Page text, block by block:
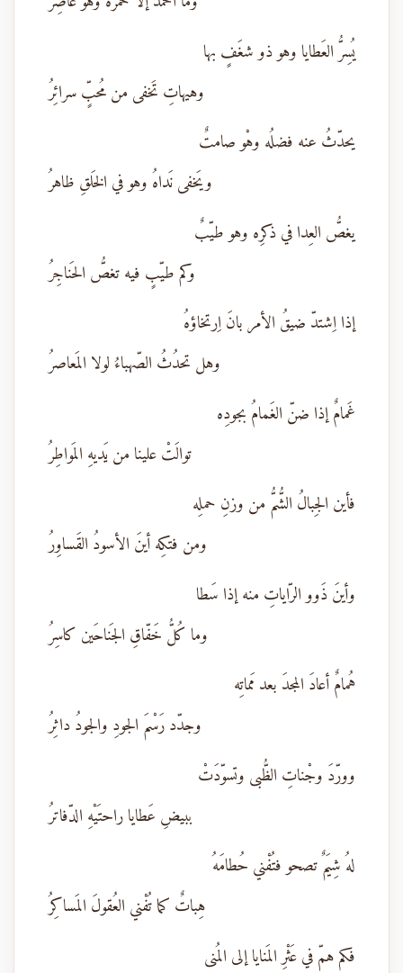
يُسِرُّ العَطايا وهو ذو شغَفٍ بها
وهيهاتِ تَخفى من مُحبٍّ سرائِرُ
يحدّثُ عنه فضلُه وهْو صامتٌ
ويَخفى نَداهُ وهو في الخَلقِ ظاهرُ
يغصُّ العِدا في ذكرِه وهو طيّبٌ
وكم طيّبٍ فيه تغصُّ الحَناجِرُ
إذا اِشتدّ ضيقُ الأمر بانَ اِرتخاؤهُ
وهل تحدُثُ الصّهباءُ لولا المَعاصرُ
غَمامٌ إذا ضنّ الغَمامُ بجودِه
توالَتْ علينا من يَديهِ المَواطِرُ
فأين الجِبالُ الشُّمُّ من وزنِ حملِه
ومن فتكِه أينَ الأسودُ القَساوِرُ
وأينَ ذَوو الرّاياتِ منه إذا سَطا
وما كُلُّ خَفّاقِ الجَناحَين كاسِرُ
هُمامٌ أعادَ المجدَ بعد مَماتِه
وجدّد رَسْمَ الجودِ والجودُ داثِرُ
وورّدَ وجْناتِ الظُّبى وتسوّدَتْ
ببيضِ عَطايا راحتَيْهِ الدّفاترُ
لهُ شِيَمٌ تصحو فتُفْني حُطامَهُ
هِباتٌ كما تُفْني العُقولَ المَساكِرُ
فكم همّ في عَثْرِ المَنايا إلى المُنى